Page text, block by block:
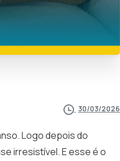
30/03/2026
Logo depois do
irresistível. E esse é o